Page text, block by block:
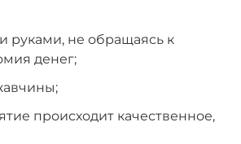
руками, не обращаясь к
денег;
происходит качественное,